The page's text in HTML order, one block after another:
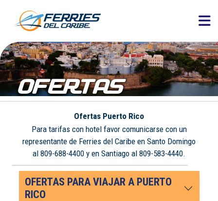
OFERTAS
Ofertas Puerto Rico
Para tarifas con hotel favor comunicarse con un
representante de Ferries del Caribe en Santo Domingo
al 809-688-4400 y en Santiago al 809-583-4440.
OFERTAS PARA VIAJAR A PUERTO
RICO